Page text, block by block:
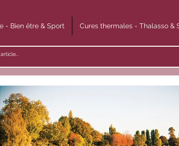
- Bien être & Sport Cures thermales - Thalasso &